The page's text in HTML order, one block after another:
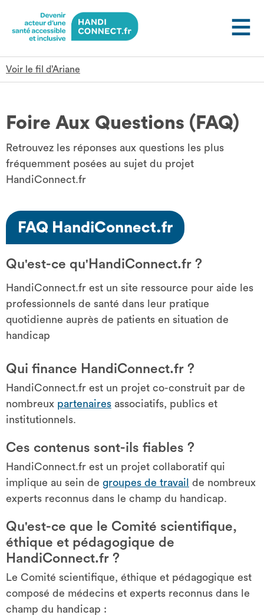
Voir le fil d’Ariane
Foire Aux Questions (FAQ)
Retrouvez les réponses aux questions les plus
fréquemment posées au sujet du projet
HandiConnect.fr
FAQ HandiConnect.fr
Qu'est-ce qu'HandiConnect.fr ?
HandiConnect.fr est un site ressource pour aide les
professionnels de santé dans leur pratique
quotidienne auprès de patients en situation de
handicap
Qui finance HandiConnect.fr ?
HandiConnect.fr est un projet co-construit par de
nombreux partenaires associatifs, publics et
institutionnels.
Ces contenus sont-ils fiables ?
HandiConnect.fr est un projet collaboratif qui
implique au sein de groupes de travail
de nombreux
experts reconnus dans le champ du handicap.
Qu'est-ce que le Comité scientifique,
éthique et pédagogique de
HandiConnect.fr ?
Le Comité scientifique, éthique et pédagogique est
composé de médecins et experts reconnus dans le
champ du handicap :